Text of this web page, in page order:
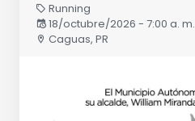
Running
18/octubre/2026 - 7:00 a. m.
Caguas, PR